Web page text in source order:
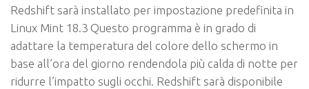
Redshift sarà installato per impostazione predefinita in
Linux Mint 18.3 Questo programma è in grado di
adattare la temperatura del colore dello schermo in
base all’ora del giorno rendendola più calda di notte per
ridurre l’impatto sugli occhi. Redshift sarà disponibile